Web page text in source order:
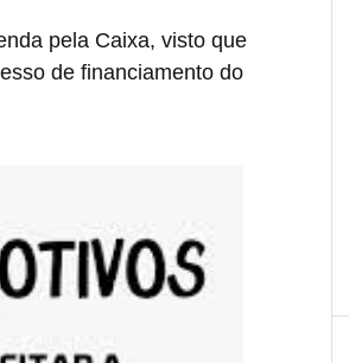
pela Caixa, visto que
de financiamento do